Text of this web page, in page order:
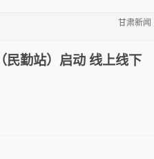
甘肃新闻
民勤站）启动 线上线下